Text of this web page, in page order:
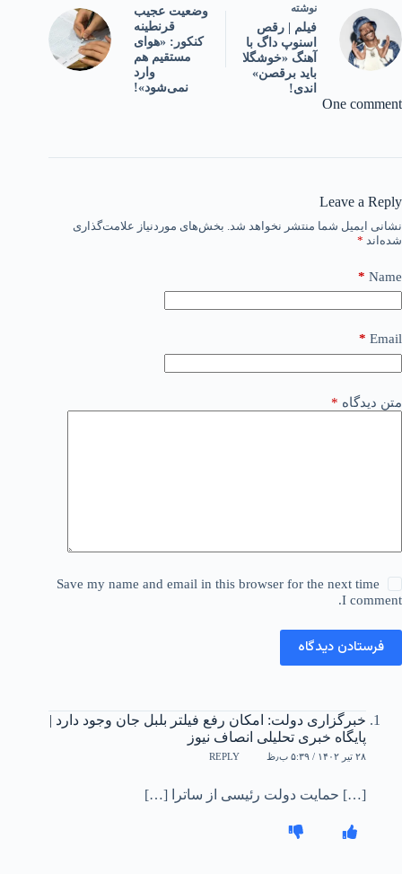
نوشته
فیلم | رقص
اسنوپ داگ با
آهنگ «خوشگلا
باید برقصن»
اندی!
وضعیت عجیب
قرنطینه
کنکور: «هوای
مستقیم هم
وارد
نمی‌شود»!
One comment
Leave a Reply
نشانی ایمیل شما منتشر نخواهد شد. بخش‌های موردنیاز علامت‌گذاری
شده‌اند *
Name
*
Email
*
متن دیدگاه *
Save my name and email in this browser for the next time
I comment.
فرستادن دیدگاه
خبرگزاری دولت: امکان رفع فیلتر بلبل جان وجود دارد |
پایگاه خبری تحلیلی انصاف نیوز
۲۸ تیر ۱۴۰۲ / ۵:۳۹ ب٫ظ REPLY
[…] حمایت دولت رئیسی از ساترا […]